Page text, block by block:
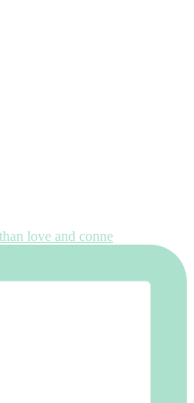
love and conne